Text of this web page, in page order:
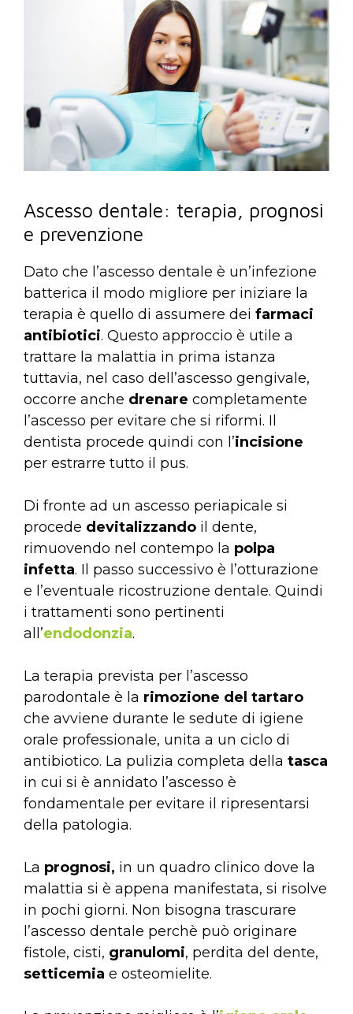
Ascesso dentale: terapia, prognosi
e prevenzione
Dato che l’ascesso dentale è un’infezione
batterica il modo migliore per iniziare la
terapia è quello di assumere dei farmaci
antibiotici. Questo approccio è utile a
trattare la malattia in prima istanza
tuttavia, nel caso dell’ascesso gengivale,
occorre anche drenare completamente
l’ascesso per evitare che si riformi. Il
dentista procede quindi con l’incisione
per estrarre tutto il pus.
Di fronte ad un ascesso periapicale si
procede devitalizzando il dente,
rimuovendo nel contempo la polpa
infetta. Il passo successivo è l’otturazione
e l’eventuale ricostruzione dentale. Quindi
i trattamenti sono pertinenti
all’endodonzia.
La terapia prevista per l’ascesso
parodontale è la rimozione del tartaro
che avviene durante le sedute di igiene
orale professionale, unita a un ciclo di
antibiotico. La pulizia completa della tasca
in cui si è annidato l’ascesso è
fondamentale per evitare il ripresentarsi
della patologia.
La prognosi, in un quadro clinico dove la
malattia si è appena manifestata, si risolve
in pochi giorni. Non bisogna trascurare
l’ascesso dentale perchè può originare
fistole, cisti, granulomi, perdita del dente,
setticemia e osteomielite.